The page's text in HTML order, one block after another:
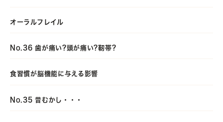
オーラルフレイル
No.36 歯が痛い?頭が痛い?靭帯?
食習慣が脳機能に与える影響
No.35 昔むかし・・・